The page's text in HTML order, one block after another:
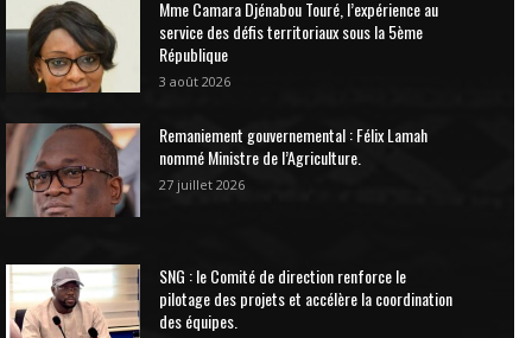
Mme Camara Djénabou Touré, l’expérience au
service des défis territoriaux sous la 5ème
République
3 août 2026
Remaniement gouvernemental : Félix Lamah
nommé Ministre de l’Agriculture.
27 juillet 2026
SNG : le Comité de direction renforce le
pilotage des projets et accélère la coordination
des équipes.